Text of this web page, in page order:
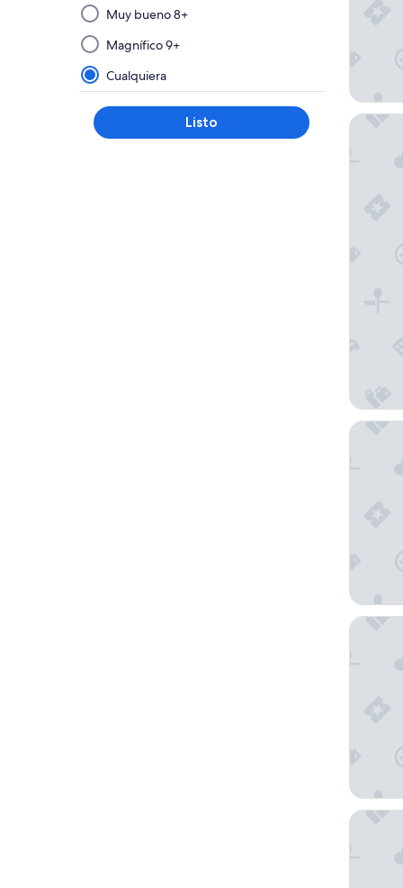
y
aplicar
un
filtro
de
este
grupo,
Muy bueno 8+
Magnífico 9+
Cualquiera
Listo Hotel
Le
Hôtel
Hotel